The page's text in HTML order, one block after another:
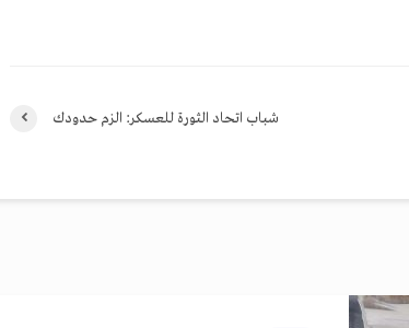
شباب اتحاد الثورة للعسكر: الزم حدودك